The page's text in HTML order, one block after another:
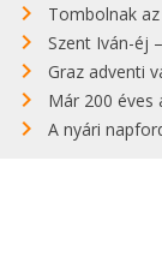
Tombolnak
Szent Iván-éj
Graz adventi
Már 200 éves
A nyári